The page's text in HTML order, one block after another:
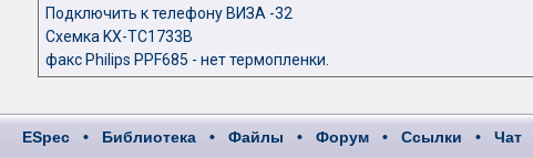
Подключить к телефону ВИЗА -32
Схемка KX-TC1733B
факс Philips PPF685 - нет термопленки.
ESpec • Библиотека • Файлы • Форум • Ссылки • Чат